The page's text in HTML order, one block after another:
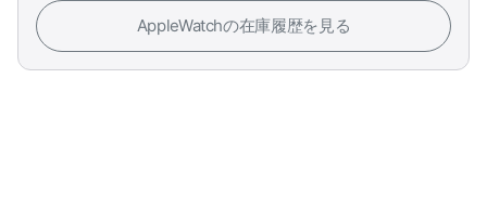
AppleWatchの在庫履歴を見る